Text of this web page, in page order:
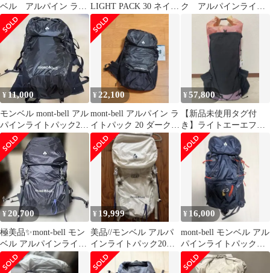
ベル アルパイン ライ
トパック 40L 男女兼
用
LIGHT PACK 30 ネイビ
ー
ク アルパインライト
パック 30
¥ 11,000
モンベル mont-bell アル
パインライトパック20
ブラック
¥ 22,100
mont-bell アルパイン ラ
イトパック 20 ダークグ
レー (GM) 男女
¥57,800
【新品未使用タグ付
き】ライトエーエフ
PRINTED ULTRA 30L
ザック
¥20,700
極美品✨mont-bell モン
ベル アルパインライト
パック 40
¥ 19,999
美品//モンベル アルパ
インライトパック20
montbell
¥ 16,000
mont-bell モンベル アル
パインライトパック
30 熊よけ鈴付き